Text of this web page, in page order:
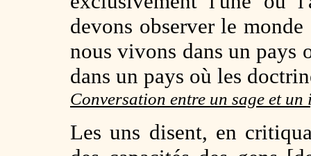
devons observer le
nous vivons dans un pays
dans un pays où les
Conversation entre un sage et
Les uns disent, en